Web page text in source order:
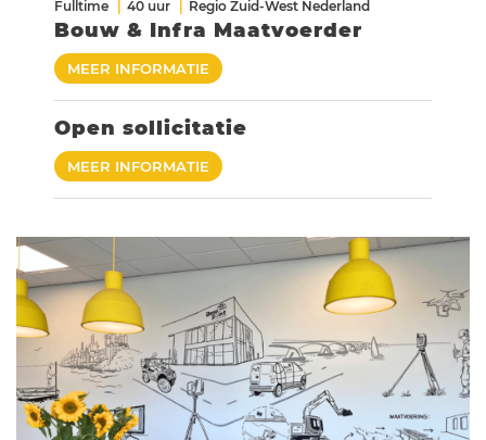
Fulltime 40 uur Regio Zuid-West Nederland
Bouw & Infra Maatvoerder
MEER INFORMATIE
Open sollicitatie
MEER INFORMATIE